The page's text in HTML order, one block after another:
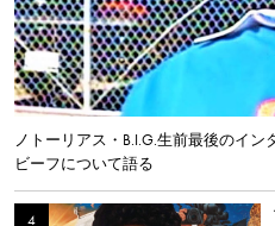
ノトーリアス・B.I.G.生前最後のイ
ビーフについて語る